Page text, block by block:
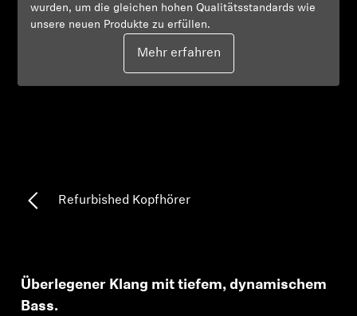
wurden, um die gleichen hohen Qualitätsstandards wie
unsere neuen Produkte zu erfüllen.
Mehr erfahren
Refurbished Kopfhörer
Überlegener Klang mit tiefem, dynamischem
Bass.